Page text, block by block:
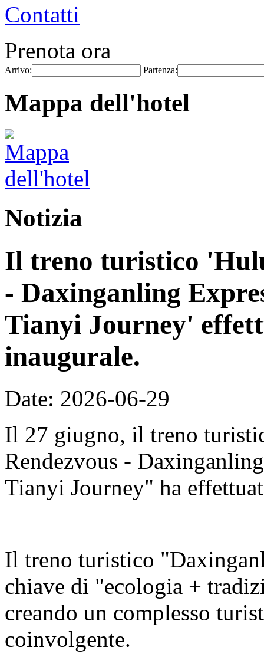
Contatti
Prenota ora
Arrivo: Partenza:
Mappa dell'hotel
Notizia
Il treno turistico
- Daxinganling
Tianyi Journey'
inaugurale.
Date: 2026-06-29
Il 27 giugno, il treno
Rendezvous -
Tianyi Journey" ha
Il treno turistico
chiave di "ecologia +
creando un complesso
coinvolgente.